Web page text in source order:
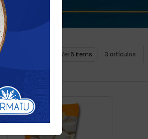
Ver 3 artículos